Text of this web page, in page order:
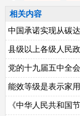
相关内容
中国承诺实现从碳
县级以上各级人民
党的十九届五中全
能效等级是表示家
《中华人民共和国